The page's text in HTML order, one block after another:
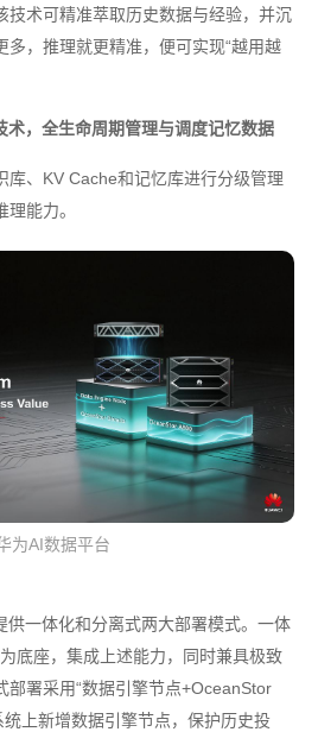
技术可精准萃取历史数据与经验，并沉
多，推理就更精准，便可实现“越用越
术，全生命周期管理与调度记忆数据
库、KV Cache和记忆库进行分级管理
能力。
为AI数据平台
供一体化和分离式两大部署模式。一体
底座，集成上述能力，同时兼具极致
部署采用“数据引擎节点+OceanStor
上新增数据引擎节点，保护历史投